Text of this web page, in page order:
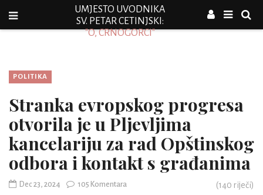
UMJESTO UVODNIKA
SV. PETAR CETINJSKI:
"O, CRNOGORCI"
POLITIKA
Stranka evropskog progresa
otvorila je u Pljevljima
kancelariju za rad Opštinskog
odbora i kontakt s građanima
Dec 23, 2024 105 Komentara (140 riječi)